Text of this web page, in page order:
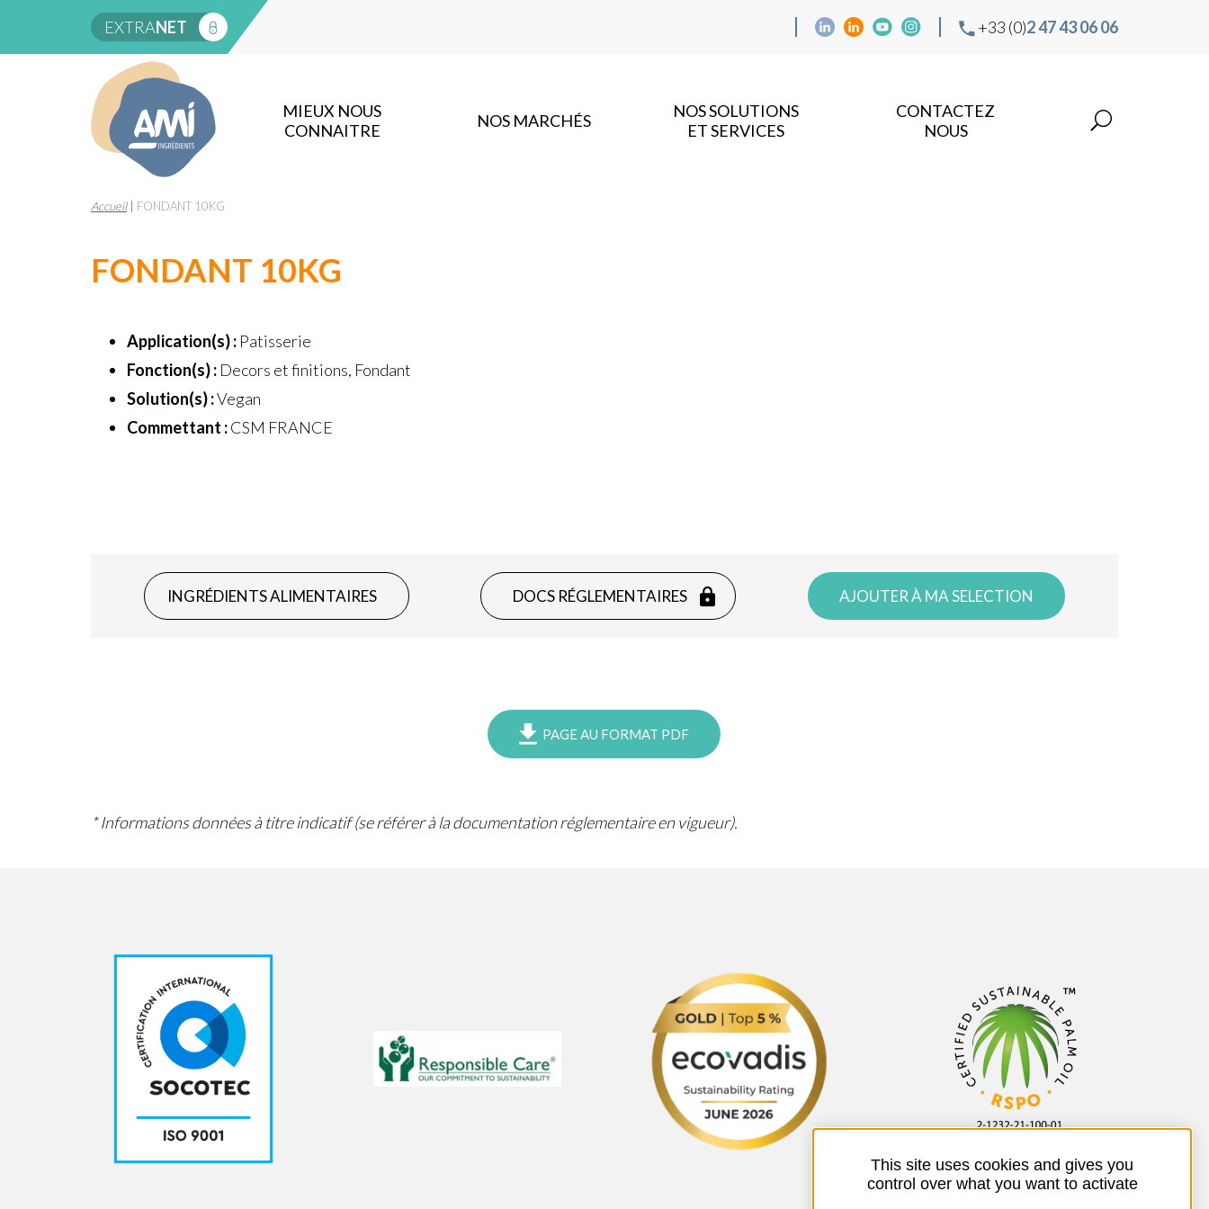
EXTRANET +33 (0)2 47 43 06 06
MIEUX NOUS
CONNAITRE
NOS MARCHÉS
NOS SOLUTIONS
ET SERVICES
CONTACTEZ
NOUS
Accueil| FONDANT 10KG
FONDANT 10KG
Application(s) :Patisserie
Fonction(s) :Decors et finitions, Fondant
Solution(s) :Vegan
Commettant :CSM FRANCE
INGRÉDIENTS ALIMENTAIRES DOCS RÉGLEMENTAIRES AJOUTER À MA SELECTION
PAGE AU FORMAT PDF
* Informations données à titre indicatif (se référer à la documentation réglementaire en vigueur).
This site uses cookies and gives you
control over what you want to activate